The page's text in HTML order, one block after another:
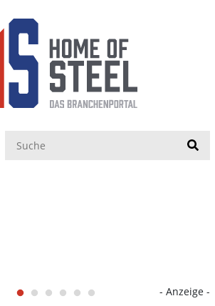
- Anzeige -